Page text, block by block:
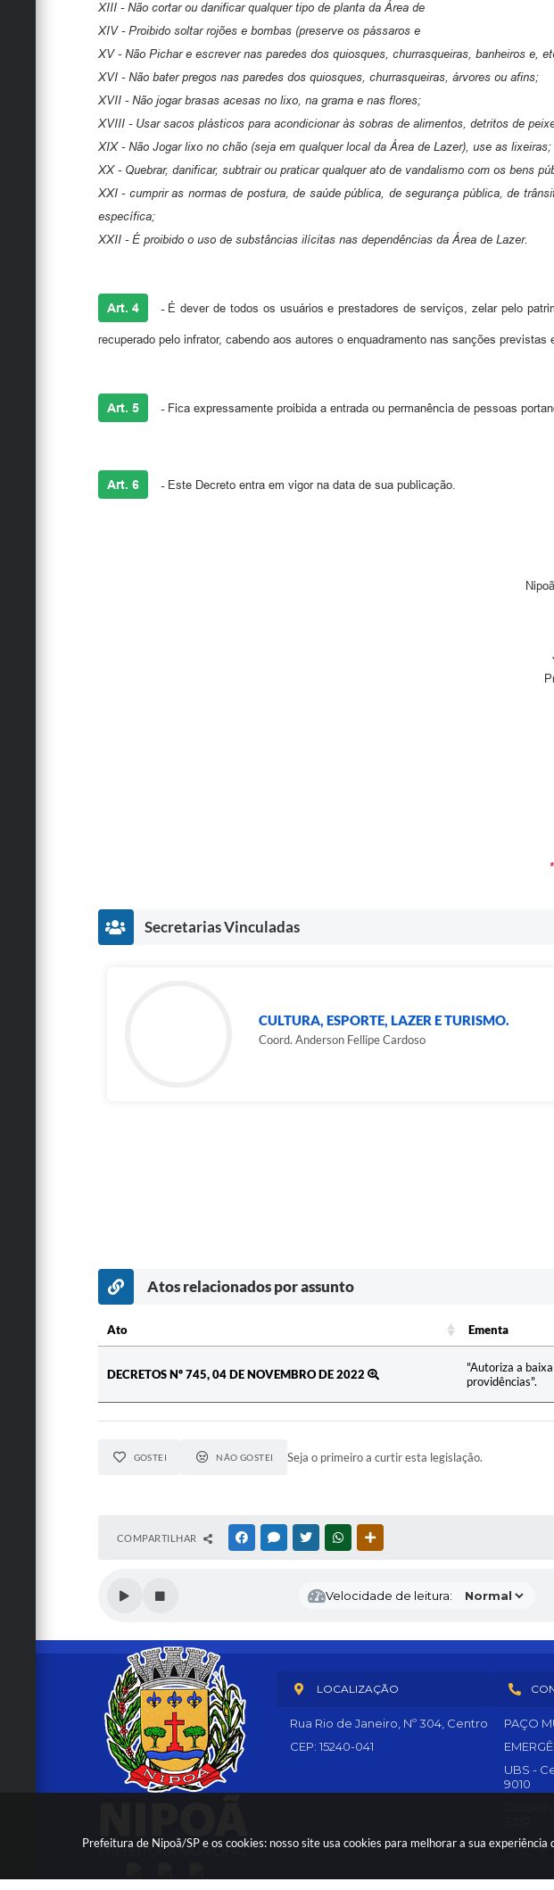
Prefeitura de Nipoã/SP e os cookies: nosso site usa cookies para melhorar a sua
XIII - Não cortar ou danificar qualquer tipo de planta da Área de
XIV - Proibido soltar rojões e bombas (preserve os pássaros e
XV - Não Pichar e escrever nas paredes dos quiosques, churrasqueiras, banheiros e,
XVI - Não bater pregos nas paredes dos quiosques, churrasqueiras, árvores ou afins;
XVII - Não jogar brasas acesas no lixo, na grama e nas flores;
XVIII - Usar sacos plásticos para acondicionar às sobras de alimentos, detritos de
XIX - Não Jogar lixo no chão (seja em qualquer local da Área de Lazer), use as lixeiras;
XX - Quebrar, danificar, subtrair ou praticar qualquer ato de vandalismo com os bens
XXI - cumprir as normas de postura, de saúde pública, de segurança pública, de
específica;
XXII - É proibido o uso de substâncias ilícitas nas dependências da Área de Lazer.
Art. 4 - É dever de todos os usuários e prestadores de serviços, zelar pelo
recuperado pelo infrator, cabendo aos autores o enquadramento nas sanções previstas
Art. 5 -Fica expressamente proibida a entrada ou permanência de pessoas
Art. 6 - Este Decreto entra em vigor na data de sua publicação.
Secretarias Vinculadas
CULTURA, ESPORTE, LAZER E TURISMO.
Coord. Anderson Fellipe Cardoso
Atos relacionados por assunto
Ato Ementa
DECRETOS Nº 745, 04 DE NOVEMBRO DE 2022
"Autoriza a
providências".
GOSTEI NÃO GOSTEI Seja o primeiro a curtir esta legislação.
COMPARTILHAR FACEBOOKMESSENGER
TWITTERWHATSAPP
Velocidade de leitura:
LOCALIZAÇÃO
Rua Rio de Janeiro, Nº 304, Centro
CEP: 15240-041
PAÇO
UBS -
9010